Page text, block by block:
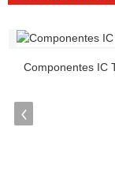
Componentes IC